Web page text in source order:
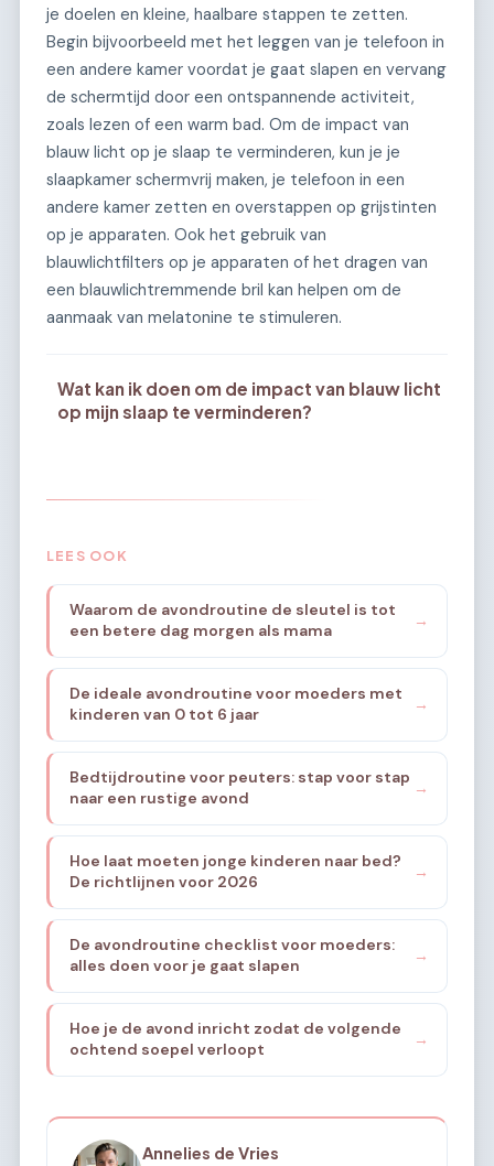
je doelen en kleine, haalbare stappen te zetten.
Begin bijvoorbeeld met het leggen van je telefoon in
een andere kamer voordat je gaat slapen en vervang
de schermtijd door een ontspannende activiteit,
zoals lezen of een warm bad. Om de impact van
blauw licht op je slaap te verminderen, kun je je
slaapkamer schermvrij maken, je telefoon in een
andere kamer zetten en overstappen op grijstinten
op je apparaten. Ook het gebruik van
blauwlichtfilters op je apparaten of het dragen van
een blauwlichtremmende bril kan helpen om de
aanmaak van melatonine te stimuleren.
Wat kan ik doen om de impact van blauw licht
op mijn slaap te verminderen?
LEES OOK
Waarom de avondroutine de sleutel is tot
een betere dag morgen als mama
→
De ideale avondroutine voor moeders met
kinderen van 0 tot 6 jaar
→
Bedtijdroutine voor peuters: stap voor stap
naar een rustige avond
→
Hoe laat moeten jonge kinderen naar bed?
De richtlijnen voor 2026
→
De avondroutine checklist voor moeders:
alles doen voor je gaat slapen
→
Hoe je de avond inricht zodat de volgende
ochtend soepel verloopt
→
Annelies de Vries